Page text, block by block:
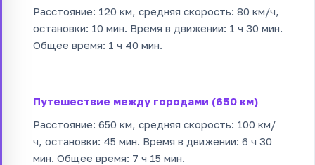
Расстояние: 120 км, средняя скорость: 80 км/ч,
остановки: 10 мин. Время в движении: 1 ч 30 мин.
Общее время: 1 ч 40 мин.
Путешествие между городами (650 км)
Расстояние: 650 км, средняя скорость: 100 км/
ч, остановки: 45 мин. Время в движении: 6 ч 30
мин. Общее время: 7 ч 15 мин.